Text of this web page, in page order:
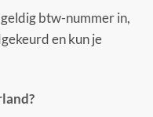
btw-nummer in,
en kun je